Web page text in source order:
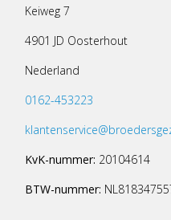
Keiweg 7
4901 JD Oosterhout
Nederland
0162-453223
KvK-nummer: 20104614
BTW-nummer: